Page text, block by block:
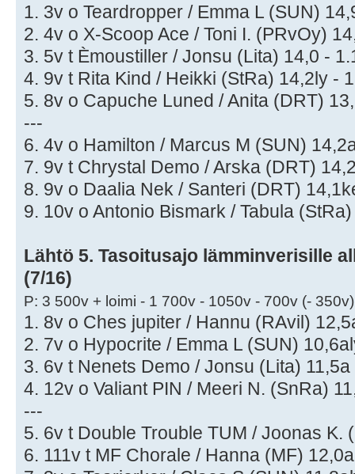
1. 3v o Teardropper / Emma L (SUN)
2. 4v o X-Scoop Ace / Toni I. (PRvOy)
3. 5v t Èmoustiller / Jonsu (Lita) 14,0 -
4. 9v t Rita Kind / Heikki (StRa) 14,2ly -
5. 8v o Capuche Luned / Anita (DRT)
---
6. 4v o Hamilton / Marcus M (SUN)
7. 9v t Chrystal Demo / Arska (DRT)
8. 9v o Daalia Nek / Santeri (DRT)
9. 10v o Antonio Bismark / Tabula
Lähtö 5. Tasoitusajo lämminverisille
(7/16)
P: 3 500v + loimi - 1 700v - 1050v - 700v (- 350v)
1. 8v o Ches jupiter / Hannu (RAvil)
2. 7v o Hypocrite / Emma L (SUN)
3. 6v t Nenets Demo / Jonsu (Lita)
4. 12v o Valiant PIN / Meeri N. (SnRa)
---
5. 6v t Double Trouble TUM / Joonas K.
6. 111v t MF Chorale / Hanna (MF)